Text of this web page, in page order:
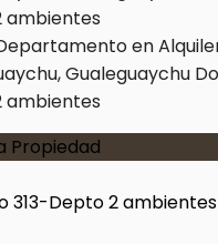
Propiedad
313-Depto 2 ambientes